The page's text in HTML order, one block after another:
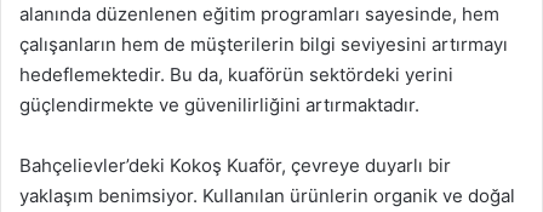
alanında düzenlenen eğitim programları sayesinde, hem
çalışanların hem de müşterilerin bilgi seviyesini artırmayı
hedeflemektedir. Bu da, kuaförün sektördeki yerini
güçlendirmekte ve güvenilirliğini artırmaktadır.
Bahçelievler’deki Kokoş Kuaför, çevreye duyarlı bir
yaklaşım benimsiyor. Kullanılan ürünlerin organik ve doğal